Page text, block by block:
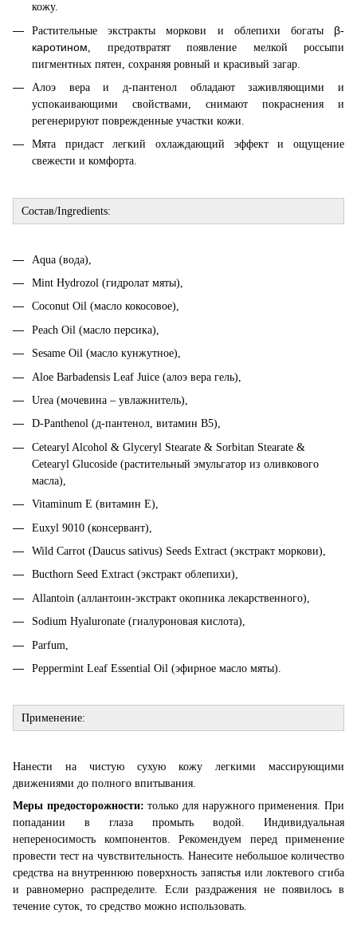
кожу.
Растительные экстракты моркови и облепихи богаты β-
каротином , предотвратят появление мелкой россыпи
пигментных пятен, сохраняя ровный и красивый загар.
Алоэ вера и д-пантенол обладают заживляющими и
успокаивающими свойствами, снимают покраснения и
регенерируют поврежденные участки кожи.
Мята придаст легкий охлаждающий эффект и ощущение
свежести и комфорта.
Состав/Ingredients:
Aqua (вода),
Mint Hydrozol (гидролат мяты),
Coconut Oil (масло кокосовое),
Peach Oil (масло персика),
Sesame Oil (масло кунжутное),
Aloe Barbadensis Leaf Juice (алоэ вера гель),
Urea (мочевина – увлажнитель),
D-Panthenol (д-пантенол, витамин В5),
Cetearyl Alcohol & Glyceryl Stearate & Sorbitan Stearate &
Cetearyl Glucoside (растительный эмульгатор из оливкового
масла),
Vitaminum E (витамин Е),
Euxyl 9010 (консервант),
Wild Carrot (Daucus sativus) Seeds Extract (экстракт моркови),
Bucthorn Seed Extract (экстракт облепихи),
Аllantoin (аллантоин-экстракт окопника лекарственного),
Sodium Hyaluronate (гиалуроновая кислота),
Parfum,
Peppermint Leaf Essential Oil (эфирное масло мяты).
Применение:
Нанести на чистую сухую кожу легкими массирующими
движениями до полного впитывания.
Меры предосторожности:только для наружного применения. При
попадании в глаза промыть водой. Индивидуальная
непереносимость компонентов. Рекомендуем перед применение
провести тест на чувствительность. Нанесите небольшое количество
средства на внутреннюю поверхность запястья или локтевого сгиба
и равномерно распределите. Если раздражения не появилось в
течение суток, то средство можно использовать.